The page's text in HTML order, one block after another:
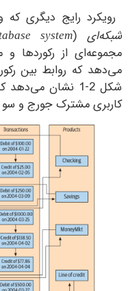
رایج دیگری که وجود
(
database system
از رکوردها و
که روابط بین رکوردهای
شکل 2-1 نشان می‌دهد که
مشترک جورج و سو چگونه